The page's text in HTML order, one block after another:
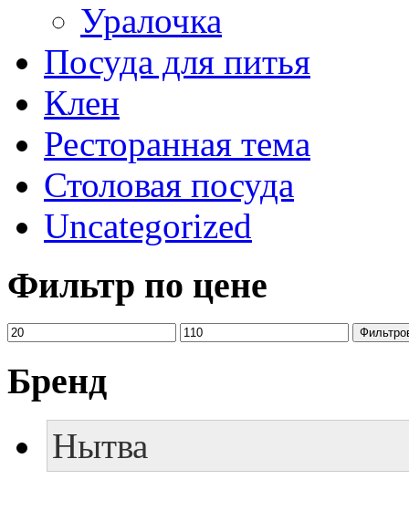
Уралочка
Посуда для питья
Клен
Ресторанная тема
Столовая посуда
Uncategorized
Фильтр по цене
Бренд
Нытва